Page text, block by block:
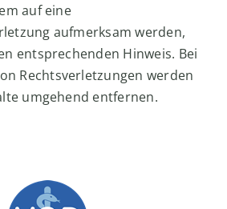
auf eine
aufmerksam werden,
entsprechenden Hinweis. Bei
Rechtsverletzungen werden
umgehend entfernen.